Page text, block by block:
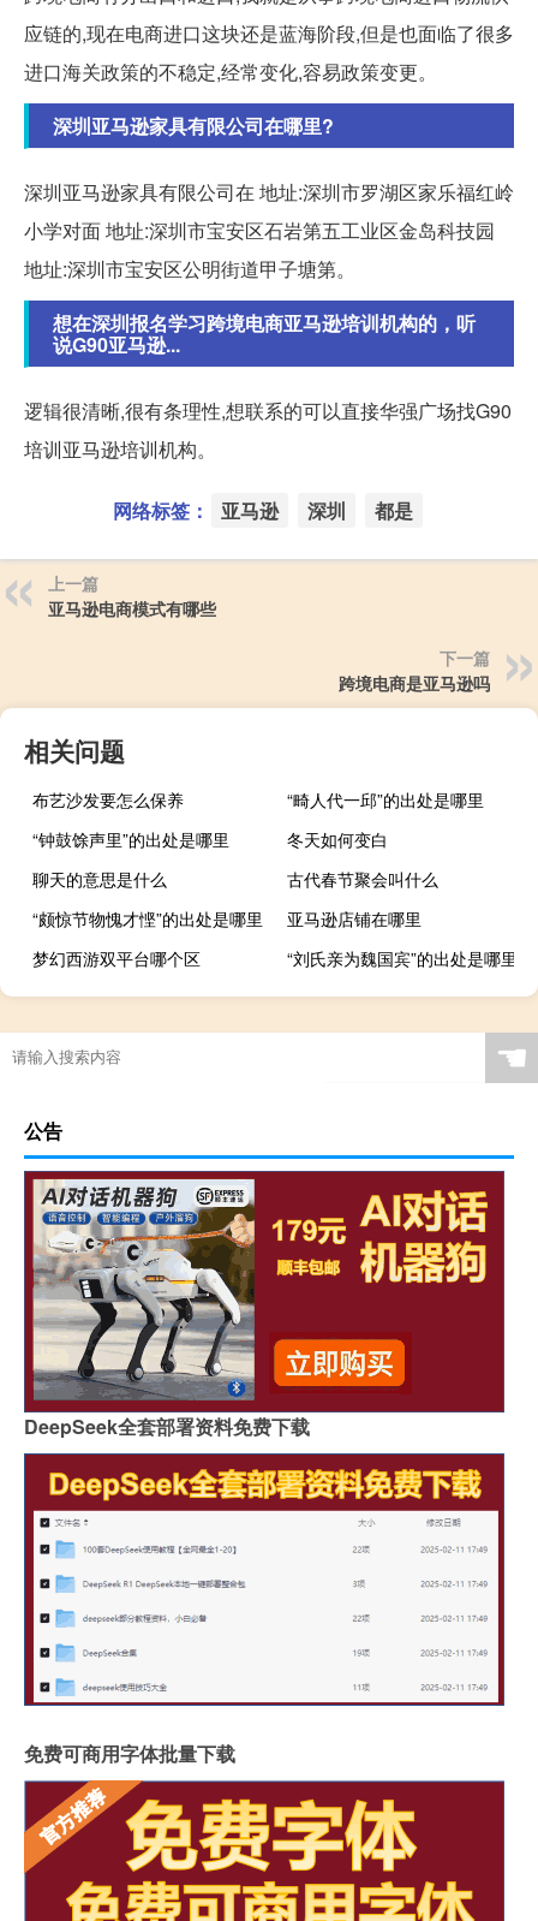
应链的,现在电商进口这块还是蓝海阶段,但是也面临了很多
进口海关政策的不稳定,经常变化,容易政策变更。
深圳亚马逊家具有限公司在哪里?
深圳亚马逊家具有限公司在 地址:深圳市罗湖区家乐福红岭
小学对面 地址:深圳市宝安区石岩第五工业区金岛科技园
地址:深圳市宝安区公明街道甲子塘第。
想在深圳报名学习跨境电商亚马逊培训机构的，听
说G90亚马逊...
逻辑很清晰,很有条理性,想联系的可以直接华强广场找G90
培训亚马逊培训机构。
网络标签： 亚马逊 深圳 都是
上一篇
亚马逊电商模式有哪些
下一篇
跨境电商是亚马逊吗
相关问题
布艺沙发要怎么保养
“畸人代一邱”的出处是哪里
“钟鼓馀声里”的出处是哪里
冬天如何变白
聊天的意思是什么
古代春节聚会叫什么
“颇惊节物愧才悭”的出处是哪里
亚马逊店铺在哪里
梦幻西游双平台哪个区
“刘氏亲为魏国宾”的出处是哪里
☚
公告
DeepSeek全套部署资料免费下载
免费可商用字体批量下载